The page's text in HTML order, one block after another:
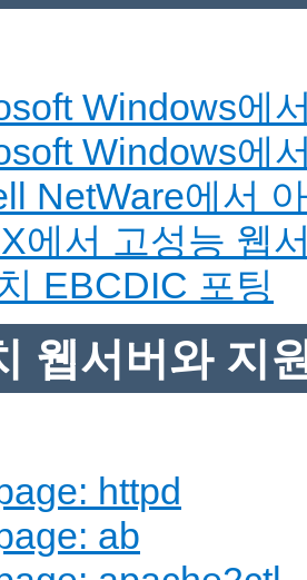
Windows에
Windows에
NetWare에서
에서 고성능 웹
EBCDIC 포팅
웹서버와 지
httpd
ab